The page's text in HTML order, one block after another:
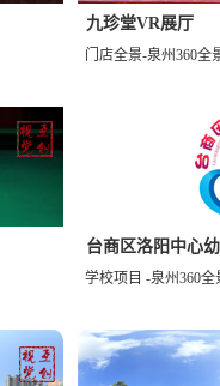
九珍堂VR展厅
门店全景-泉州360全
台商区洛阳中心
学校项目 -泉州360